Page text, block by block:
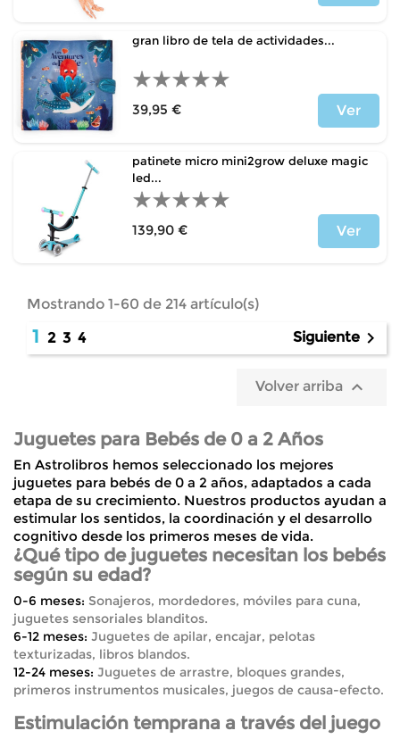
gran libro de tela de actividades...
39,95 €
Ver
patinete micro mini2grow deluxe magic
led...
139,90 €
Ver
Mostrando 1-60 de 214 artículo(s)
1 2 3 4 Siguiente 
Volver arriba 
Juguetes para Bebés de 0 a 2 Años
En Astrolibros hemos seleccionado los mejores
juguetes para bebés de 0 a 2 años, adaptados a cada
etapa de su crecimiento. Nuestros productos ayudan a
estimular los sentidos, la coordinación y el desarrollo
cognitivo desde los primeros meses de vida.
¿Qué tipo de juguetes necesitan los bebés
según su edad?
0-6 meses: Sonajeros, mordedores, móviles para cuna,
juguetes sensoriales blanditos.
6-12 meses: Juguetes de apilar, encajar, pelotas
texturizadas, libros blandos.
12-24 meses: Juguetes de arrastre, bloques grandes,
primeros instrumentos musicales, juegos de causa-efecto.
Estimulación temprana a través del juego